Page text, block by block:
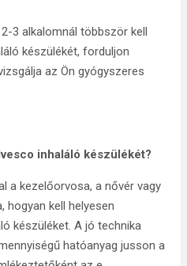
3 alkalomnál többször kell
készülékét, forduljon
az Ön gyógyszeres
inhaláló készülékét?
a kezelőorvosa, a nővér vagy
hogyan kell helyesen
készüléket. A jó technika
hatóanyag jusson a